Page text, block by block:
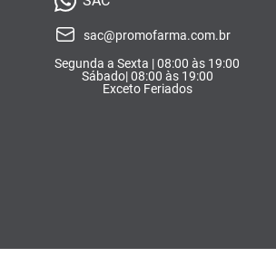
sac@promofarma.com.br
Segunda a Sexta | 08:00 às 19:00
Sábado| 08:00 às 19:00
Exceto Feriados